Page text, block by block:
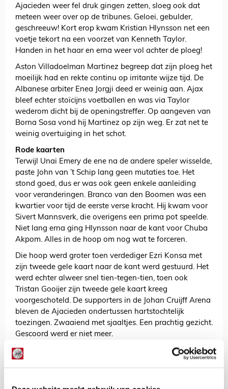
Ajacieden weer fel druk gingen zetten, sloeg ook dat
meteen weer over op de tribunes. Geloei, gebulder,
geschreeuw! Kort erop kwam Kristian Hlynsson net een
voetje tekort na een voorzet van Kenneth Taylor.
Handen in het haar en erna weer vol achter de ploeg!
Aston Villadoelman Martinez begreep dat zijn ploeg het
moeilijk had en rekte continu op irritante wijze tijd. De
Albanese arbiter Enea Jorgji deed er weinig aan. Ajax
bleef echter stoïcijns voetballen en was via Taylor
wederom dicht bij de openingstreffer. Op aangeven van
Borna Sosa vond hij Martinez op zijn weg. Er zat net te
weinig overtuiging in het schot.
Rode kaarten
Terwijl Unai Emery de ene na de andere speler wisselde,
paste John van ’t Schip lang geen mutaties toe. Het
stond goed, dus er was ook geen enkele aanleiding
voor veranderingen. Branco van den Boomen was een
kwartier voor tijd de eerste verse kracht. Hij kwam voor
Sivert Mannsverk, die overigens een prima pot speelde.
Niet lang erna ging Hlynsson naar de kant voor Chuba
Akpom. Alles in de hoop om nog wat te forceren.
Die hoop werd groter toen verdediger Ezri Konsa met
zijn tweede gele kaart naar de kant werd gestuurd. Het
werd echter alweer snel tien-tegen-tien, toen ook
Tristan Gooijer zijn tweede gele kaart kreeg
voorgeschoteld. De supporters in de Johan Cruijff Arena
bleven de Ajacieden ondertussen hartstochtelijk
toezingen. Zwaaiend met sjaaltjes. Een prachtig gezicht.
Gescoord werd er niet meer.
Vol uitvak tijdens return in Villa Park
Aston Villa en Ajax treffen elkaar donderdag 14 maart